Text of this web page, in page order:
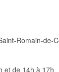
Romain-de-
et de 14h à 17h